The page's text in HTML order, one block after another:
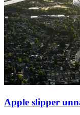
Apple slipper